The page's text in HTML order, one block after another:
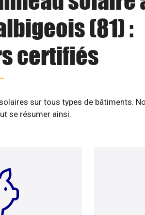
(81) :
certifiés
sur tous types de bâtiments.
se résumer ainsi.